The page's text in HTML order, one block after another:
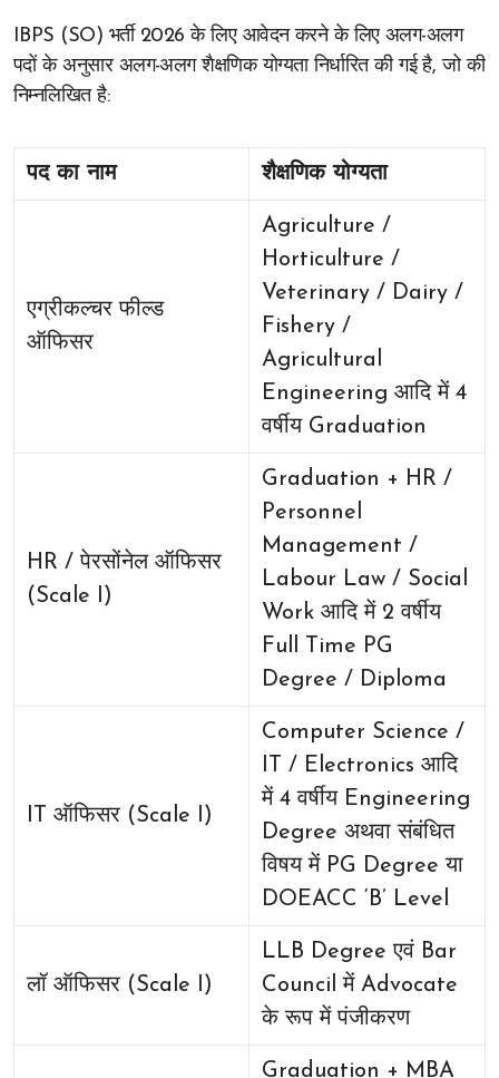
IBPS (SO) भर्ती 2026 के लिए आवेदन करने के लिए अलग-अलग
पदों के अनुसार अलग-अलग शैक्षणिक योग्यता निर्धारित की गई है, जो की
निम्नलिखित है:
पद का नाम शैक्षणिक योग्यता
एग्रीकल्चर फील्ड
ऑफिसर
Agriculture /
Horticulture /
Veterinary / Dairy /
Fishery /
Agricultural
Engineering आदि में 4
वर्षीय Graduation
HR / पेरसोंनेल ऑफिसर
(Scale I)
Graduation + HR /
Personnel
Management /
Labour Law / Social
Work आदि में 2 वर्षीय
Full Time PG
Degree / Diploma
IT ऑफिसर (Scale I)
Computer Science /
IT / Electronics आदि
में 4 वर्षीय Engineering
Degree अथवा संबंधित
विषय में PG Degree या
DOEACC ‘B’ Level
लॉ ऑफिसर (Scale I)
LLB Degree एवं Bar
Council में Advocate
के रूप में पंजीकरण
Graduation + MBA